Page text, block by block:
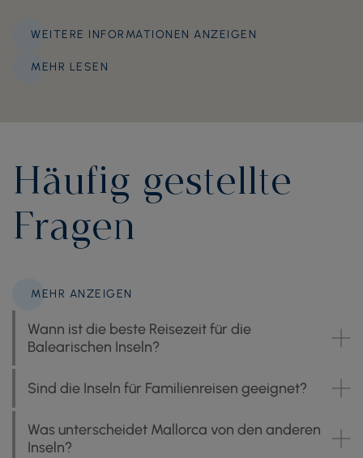
WEITERE INFORMATIONEN ANZEIGEN
MEHR LESEN
Häufig gestellte
Fragen
MEHR ANZEIGEN
Wann ist die beste Reisezeit für die
Balearischen Inseln?
Sind die Inseln für Familienreisen geeignet?
Was unterscheidet Mallorca von den anderen
Inseln?